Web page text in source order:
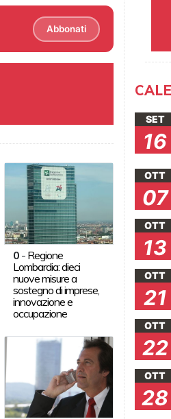
Abbonati
0 - Regione
Lombardia: dieci
nuove misure a
sostegno di imprese,
innovazione e
occupazione
SET
16
OTT
07
OTT
13
OTT
21
OTT
22
OTT
28